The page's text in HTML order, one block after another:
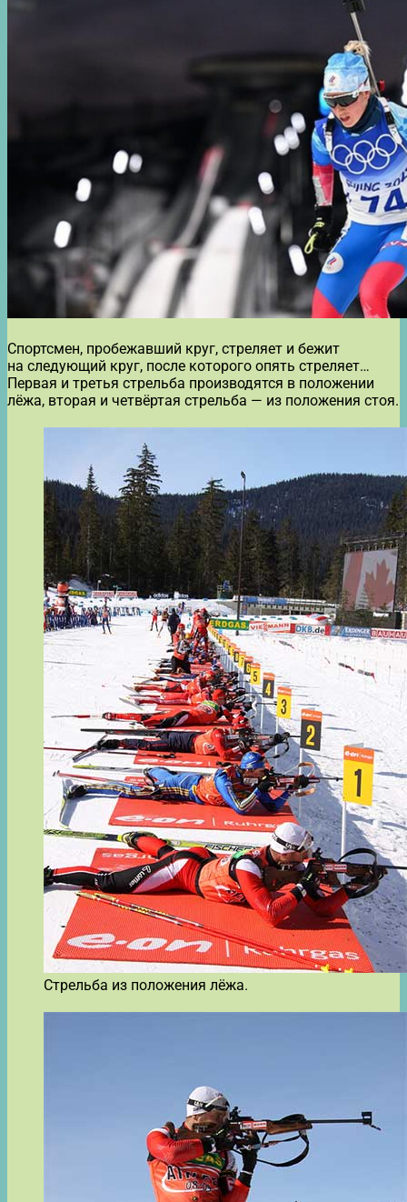
Спортсмен, пробежавший круг, стреляет и бежит
на следующий круг, после которого опять стреляет…
Первая и третья стрельба производятся в положении
лёжа, вторая и четвёртая стрельба — из положения стоя.
Стрельба из положения лёжа.